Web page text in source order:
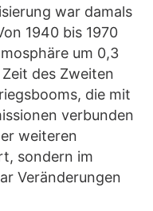
war damals
1940 bis 1970
um 0,3
des Zweiten
die mit
verbunden
weiteren
sondern im
Veränderungen